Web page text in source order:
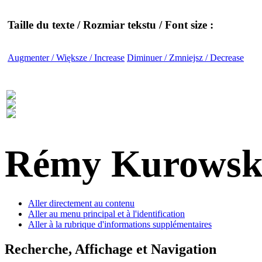
Taille du texte / Rozmiar tekstu / Font size :
Augmenter / Większe / Increase Diminuer / Zmniejsz / Decrease
Rémy
Aller directement au contenu
Aller au menu principal et à l'identification
Aller à la rubrique d'informations supplémentaires
Recherche, Affichage et Navigation